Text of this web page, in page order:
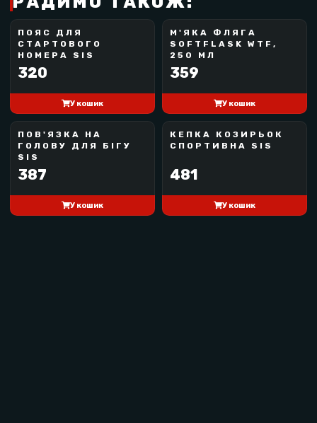
Ідеальний вибір
для півмарафону, 10 км або
щоденних пробіжок.
Тренуйся з комфортом — WILL TRAIN FOR FOOD
завжди під рукою.
SCIENCE IN SPORT
BEST SELLER
ПОЯС ДЛЯ
СТАРТОВОГО
НОМЕРА SIS
320
У кошик
WTF
ЗАКІНЧУЄТЬСЯ
М'ЯКА ФЛЯГА
SOFTFLASK WTF,
250 МЛ
359
У кошик
SCIENCE IN SPORT
BEST SELLER
ПОВ'ЯЗКА НА
ГОЛОВУ ДЛЯ БІГУ
SIS
387
У кошик
SCIENCE IN SPORT
BEST SELLER
КЕПКА КОЗИРЬОК
СПОРТИВНА SIS
481
У кошик